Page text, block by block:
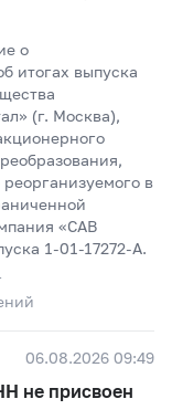
о
итогах выпуска
(г. Москва),
в
«САВ
1-01-17272-A.
06.08.2026 09:49
не присвоен